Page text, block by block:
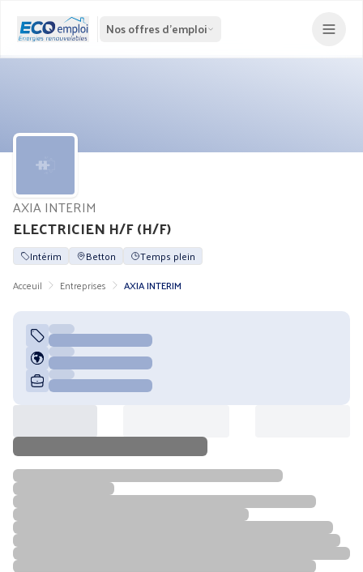
Nos offres d'emploi
ELECTRICIEN H/F (H/F)
AXIA INTERIM
Intérim Betton
Temps plein
Acceuil
Entreprises AXIA INTERIM